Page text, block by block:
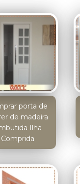
porta de
de madeira
Ilha
Comprida